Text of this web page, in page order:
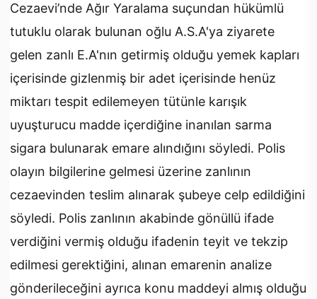
Cezaevi’nde Ağır Yaralama suçundan hükümlü
tutuklu olarak bulunan oğlu A.S.A'ya ziyarete
gelen zanlı E.A'nın getirmiş olduğu yemek kapları
içerisinde gizlenmiş bir adet içerisinde henüz
miktarı tespit edilemeyen tütünle karışık
uyuşturucu madde içerdiğine inanılan sarma
sigara bulunarak emare alındığını söyledi. Polis
olayın bilgilerine gelmesi üzerine zanlının
cezaevinden teslim alınarak şubeye celp edildiğini
söyledi. Polis zanlının akabinde gönüllü ifade
verdiğini vermiş olduğu ifadenin teyit ve tekzip
edilmesi gerektiğini, alınan emarenin analize
gönderileceğini ayrıca konu maddeyi almış olduğu